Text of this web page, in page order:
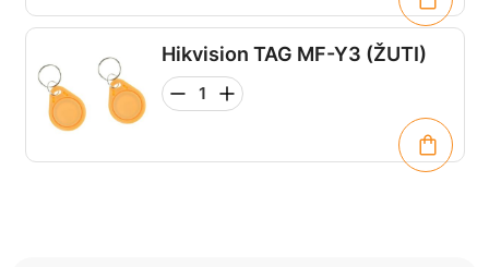
Hikvision TAG MF-Y3 (ŽUTI)